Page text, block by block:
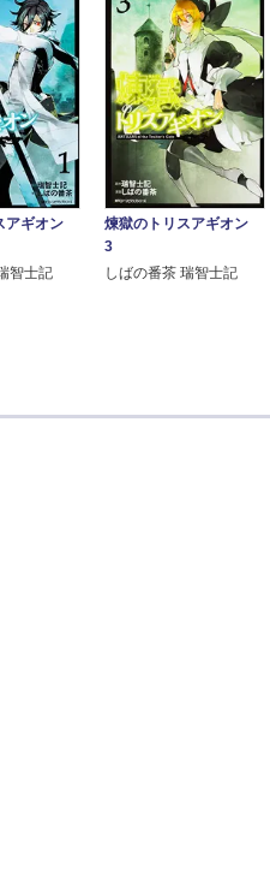
アギオン
智士記
煉獄のトリスアギオン
3
しばの番茶 瑞智士記